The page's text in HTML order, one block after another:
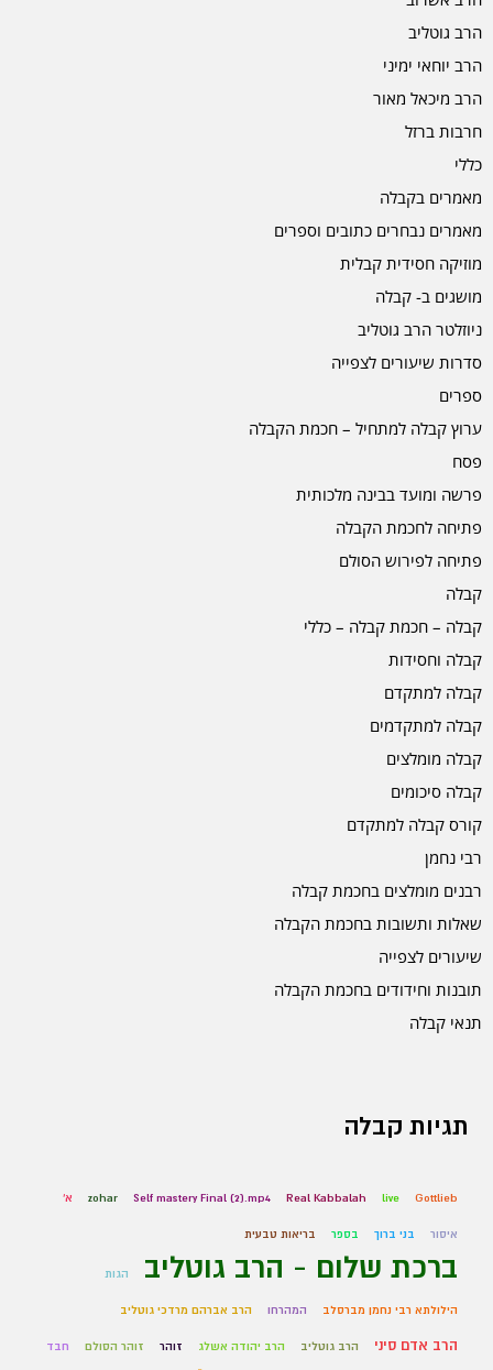
הרב גוטליב
הרב יוחאי ימיני
הרב מיכאל מאור
חרבות ברזל
כללי
מאמרים בקבלה
מאמרים נבחרים כתובים וספרים
מוזיקה חסידית קבלית
מושגים ב- קבלה
ניוזלטר הרב גוטליב
סדרות שיעורים לצפייה
ספרים
ערוץ קבלה למתחיל – חכמת הקבלה
פסח
פרשה ומועד בבינה מלכותית
פתיחה לחכמת הקבלה
פתיחה לפירוש הסולם
קבלה
קבלה – חכמת קבלה – כללי
קבלה וחסידות
קבלה למתקדם
קבלה למתקדמים
קבלה מומלצים
קבלה סיכומים
קורס קבלה למתקדם
רבי נחמן
רבנים מומלצים בחכמת קבלה
שאלות ותשובות בחכמת הקבלה
שיעורים לצפייה
תובנות וחידודים בחכמת הקבלה
תנאי קבלה
תגיות קבלה
Gottlieb
live
Real Kabbalah
Self mastery Final (2).mp4
zohar א'
איסור בני ברוך בספר בריאות טבעית
ברכת שלום - הרב גוטליב הגות
הילולתא רבי נחמן מברסלב המהרחו הרב אברהם מרדכי גוטליב
הרב אדם סיני הרב גוטליב הרב יהודה אשלג זוהר זוהר הסולם חבד